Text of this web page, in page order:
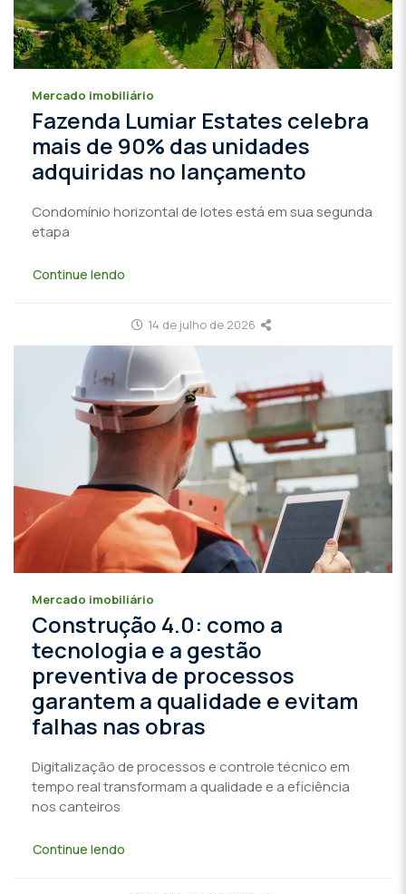
Mercado imobiliário
Fazenda Lumiar Estates celebra
mais de 90% das unidades
adquiridas no lançamento
Condomínio horizontal de lotes está em sua segunda
etapa
Continue lendo
14 de julho de 2026
Mercado imobiliário
Construção 4.0: como a
tecnologia e a gestão
preventiva de processos
garantem a qualidade e evitam
falhas nas obras
Digitalização de processos e controle técnico em
tempo real transformam a qualidade e a eficiência
nos canteiros
Continue lendo